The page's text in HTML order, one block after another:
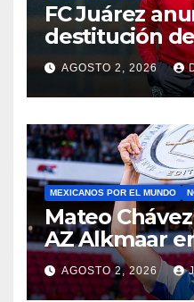
FC Juárez
destitución
Caixinha
AGOSTO 2, 2026
MEXICANOS POR EL MUNDO
Mateo
AZ Alkmaar
de Países
AGOSTO 2, 2026